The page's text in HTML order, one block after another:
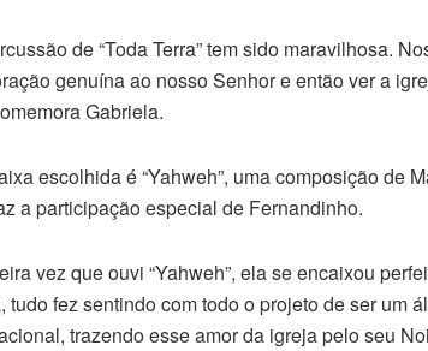
de “Toda Terra” tem sido maravilhosa.
genuína ao nosso Senhor e então ver a
Gabriela.
escolhida é “Yahweh”, uma composição de
a participação especial de Fernandinho.
vez que ouvi “Yahweh”, ela se encaixou
tudo fez sentindo com todo o projeto de ser um
trazendo esse amor da igreja pelo seu